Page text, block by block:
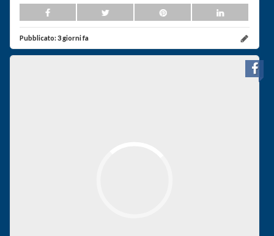
Pubblicato:3 giorni fa